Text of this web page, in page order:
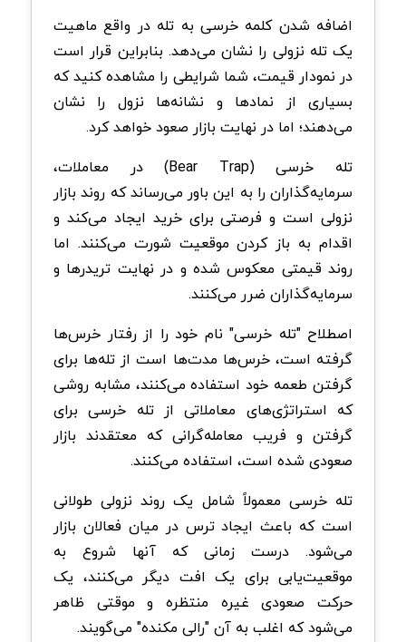
اضافه شدن کلمه خرسی به تله در واقع ماهیت
یک تله نزولی را نشان می‌دهد. بنابراین قرار است
در نمودار قیمت، شما شرایطی را مشاهده کنید که
بسیاری از نمادها و نشانه‌ها نزول را نشان
می‌دهند؛ اما در نهایت بازار صعود خواهد کرد.
تله خرسی (Bear Trap) در معاملات،
سرمایه‌گذاران را به این باور می‌رساند که روند بازار
نزولی است و فرصتی برای خرید ایجاد می‌کند و
اقدام به باز کردن موقعیت شورت می‌کنند. اما
روند قیمتی معکوس شده و در نهایت تریدرها و
سرمایه‌گذاران ضرر می‌کنند.
اصطلاح "تله خرسی" نام خود را از رفتار خرس‌ها
گرفته است، خرس‌ها مدت‌ها است از تله‌ها برای
گرفتن طعمه خود استفاده می‌کنند، مشابه روشی
که استراتژی‌های معاملاتی از تله خرسی برای
گرفتن و فریب معامله‌گرانی که معتقدند بازار
صعودی شده است، استفاده می‌کنند.
تله خرسی معمولاً شامل یک روند نزولی طولانی
است که باعث ایجاد ترس در میان فعالان بازار
می‌شود. درست زمانی که آنها شروع به
موقعیت‌یابی برای یک افت دیگر می‌کنند، یک
حرکت صعودی غیره منتظره و موقتی ظاهر
می‌شود که اغلب به آن "رالی مکنده" می‌گویند.